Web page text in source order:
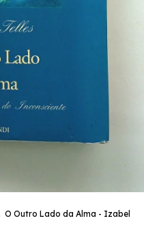
O Outro Lado da Alma - Izabel